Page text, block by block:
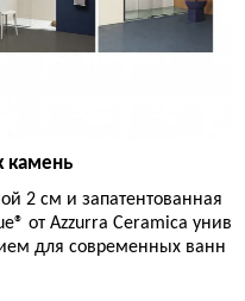
камень
2 см и запатентованная
от Azzurra Ceramica унив
для современных ванн